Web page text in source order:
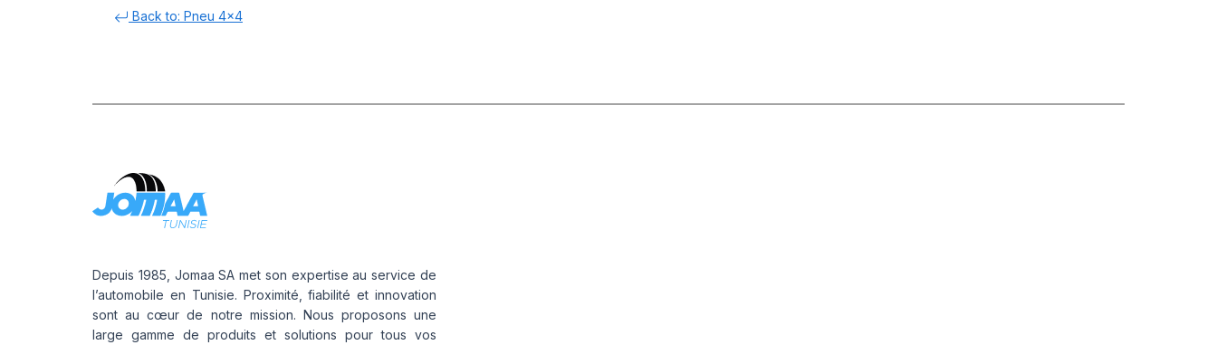
Back to: Pneu 4x4
Depuis 1985, Jomaa SA met son expertise au service de
l’automobile en Tunisie. Proximité, fiabilité et innovation
sont au cœur de notre mission. Nous proposons une
large gamme de produits et solutions pour tous vos